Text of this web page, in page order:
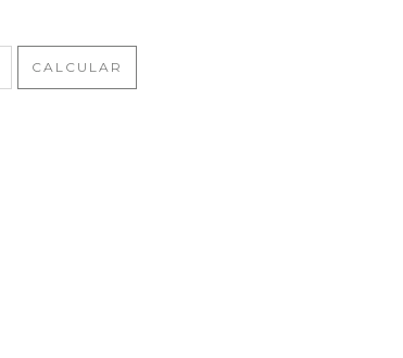
CALCULAR